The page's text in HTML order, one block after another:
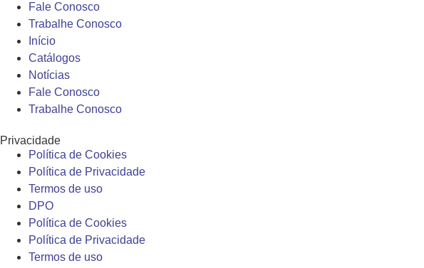
Fale Conosco
Trabalhe Conosco
Início
Catálogos
Notícias
Fale Conosco
Trabalhe Conosco
Privacidade
Política de Cookies
Política de Privacidade
Termos de uso
DPO
Política de Cookies
Política de Privacidade
Termos de uso